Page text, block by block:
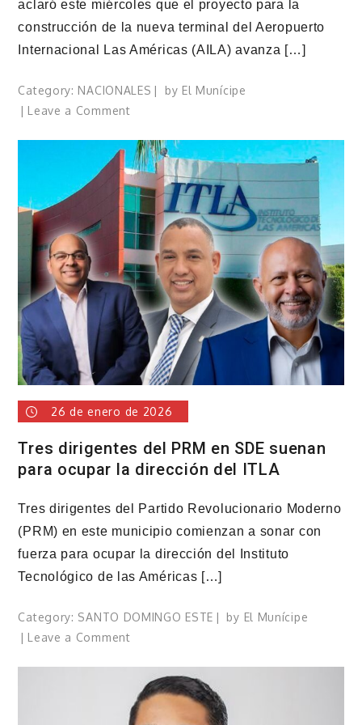
aclaró este miércoles que el proyecto para la
construcción de la nueva terminal del Aeropuerto
Internacional Las Américas (AILA) avanza […]
Category: NACIONALES by El Munícipe
Leave a Commenton
informa
que
la
nueva
terminal
del
AILA
avanza
conforme
al
cronograma
establecido
26 de enero de 2026
Tres dirigentes del PRM en SDE suenan
para ocupar la dirección del ITLA
Tres dirigentes del Partido Revolucionario Moderno
(PRM) en este municipio comienzan a sonar con
fuerza para ocupar la dirección del Instituto
Tecnológico de las Américas […]
Category: SANTO DOMINGO ESTE by El Munícipe
Leave a Commenton
dirigentes
del
PRM